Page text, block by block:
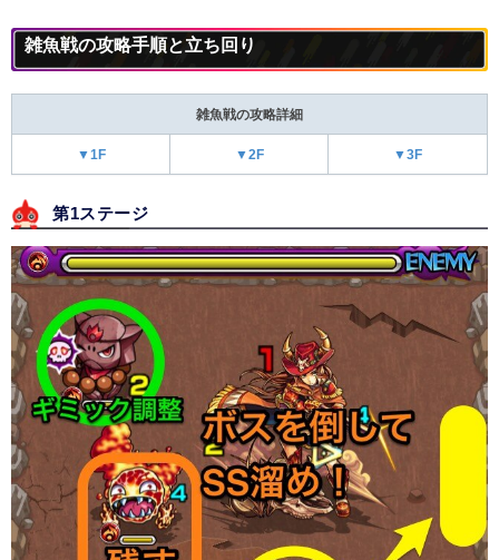
雑魚戦の攻略手順と立ち回り
雑魚戦の攻略詳細
▼1F ▼2F ▼3F
第1ステージ